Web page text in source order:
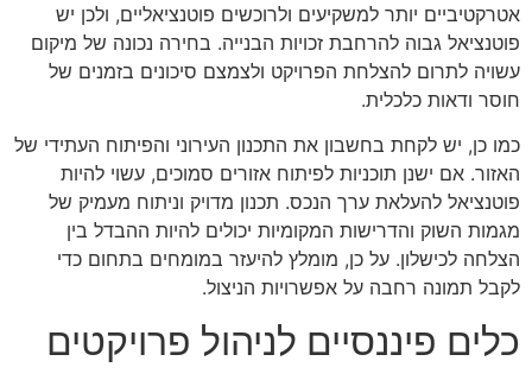
אטרקטיביים יותר למשקיעים ולרוכשים פוטנציאליים, ולכן יש
פוטנציאל גבוה להרחבת זכויות הבנייה. בחירה נכונה של מיקום
עשויה לתרום להצלחת הפרויקט ולצמצם סיכונים בזמנים של
חוסר ודאות כלכלית.
כמו כן, יש לקחת בחשבון את התכנון העירוני והפיתוח העתידי של
האזור. אם ישנן תוכניות לפיתוח אזורים סמוכים, עשוי להיות
פוטנציאל להעלאת ערך הנכס. תכנון מדויק וניתוח מעמיק של
מגמות השוק והדרישות המקומיות יכולים להיות ההבדל בין
הצלחה לכישלון. על כן, מומלץ להיעזר במומחים בתחום כדי
לקבל תמונה רחבה על אפשרויות הניצול.
כלים פיננסיים לניהול פרויקטים